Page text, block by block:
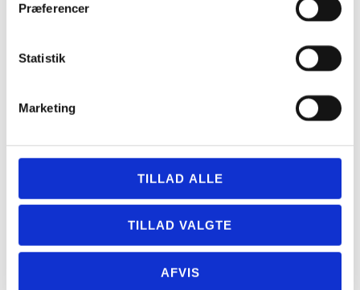
Præferencer
Statistik
Marketing
TILLAD ALLE
TILLAD VALGTE
AFVIS
OLE LYNGGAARD COPENHAGEN
OLE LYNGGAARD COPENHAGEN
OLE LYNGGAARD COPENHAGEN
halskæder
OLE LYNGGAARD COPENHAGEN øreringe
OLE LYNGGAARD COPENHAGEN
vedhæng
OLE LYNGGAARD COPENHAGEN
BoHo